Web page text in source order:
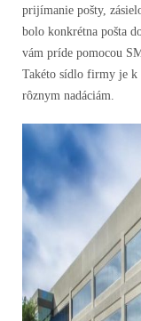
prijímanie pošty,
bolo konkrétna pošta
vám príde pomocou
Takéto sídlo firmy je k
rôznym nadáciám.